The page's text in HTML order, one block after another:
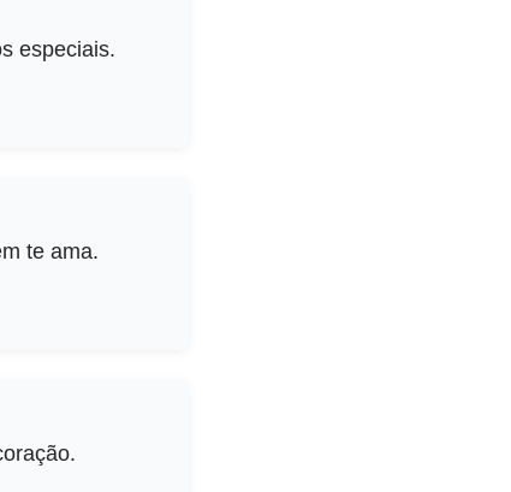
especiais.
te ama.